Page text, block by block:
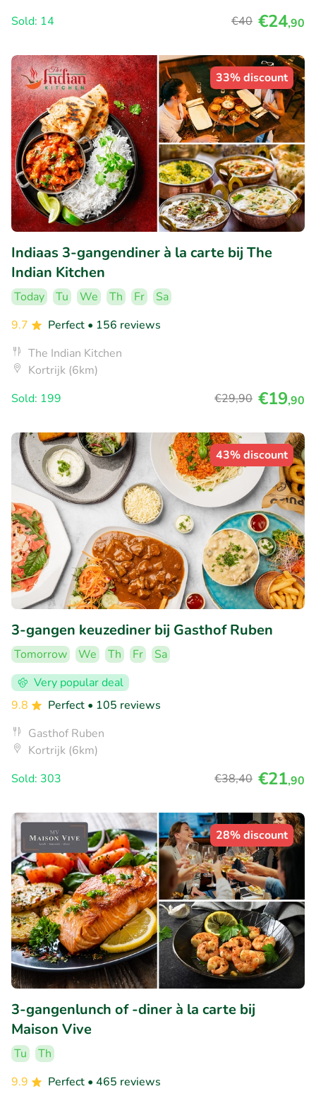
Sold: 14
€40 €24,90
33% discount
Indiaas 3-gangendiner à la carte bij The
Indian Kitchen
Today Tu We Th Fr
Sa
9.7
Perfect • 156 reviews
The Indian Kitchen
Kortrijk (6km)
Sold: 199
€29,90 €19,90
43% discount
3-gangen keuzediner bij Gasthof Ruben
Tomorrow We Th Fr
Sa
Very popular deal
9.8
Perfect • 105 reviews
Gasthof Ruben
Kortrijk (6km)
Sold: 303
€38,40 €21,90
28% discount
3-gangenlunch of -diner à la carte bij
Maison Vive
Tu
Th
9.9
Perfect • 465 reviews